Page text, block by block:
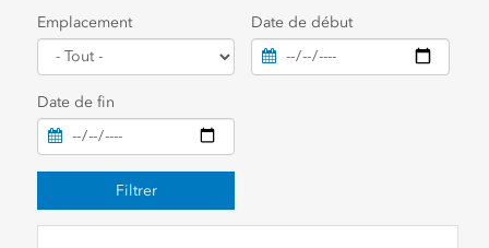
Emplacement Date de début
Date de fin
Filtrer